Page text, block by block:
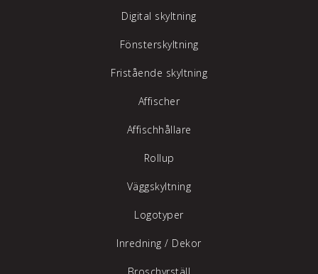
Digital skyltning
Fönsterskyltning
Fristående skyltning
Affischer
Affischhållare
Rollup
Väggskyltning
Logotyper
Inredning / Dekor